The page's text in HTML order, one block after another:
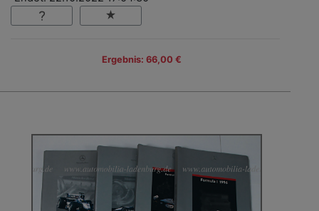
Ergebnis: 66,00 €